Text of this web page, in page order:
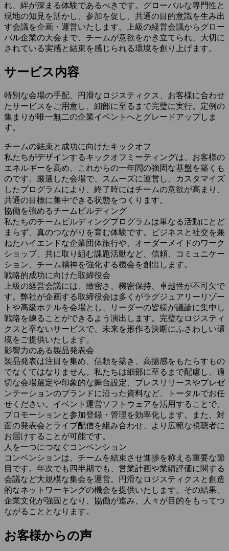
れ、絆が深まる体験であるべきです。グローバルな専門性と
現地の知見を活かし、参加を促し、共通の目的意識を生み出
す会議を企画・運営いたします。上級の経営会議からグロー
バル企業の大会まで、チームが意欲をかき立てられ、大切に
されている実感と結束を感じられる環境を創り上げます。
サービス内容
特別な会場の手配、円滑なロジスティクス、お客様に合わせ
たサービスをご用意し、細部に至るまで完璧に実行。定例の
集まりが唯一無二の企業イベントへとグレードアップしま
す。
チームの結束と成功に向けたキックオフ
私たちがデザインするキックオフミーティングは、お客様の
エネルギーを高め、これからの一年間の強固な基盤を築くも
のです。厳選した会場で、スムーズに運営し、カスタマイズ
したプログラムにより、終了時にはチームの意欲が高まり、
共通の目標に集中できる状態をつくります。
協働を強めるチームビルディング
私たちのチームビルディングプログラムは単なる活動にとど
まらず、真のつながりを育む体験です。ビジネスと社交を兼
ねたハイエンドな企業団体旅行や、オーダーメイドのワーク
ショップ、共に取り組む課題活動など、信頼、コミュニケー
ション、チーム精神を強化する機会を創出します。
戦略的成功に向けた取締役会
上級の経営会議には、緻密さ、機密保持、卓越性が不可欠で
す。弊社が企画する取締役会は多くがラグジュアリーリゾー
トや高級ホテルを会場とし、リーダーの皆様が議論に集中し
戦略を練ることができるよう演出します。完璧なロジスティ
クスと卒ないサービスで、未来を形作る決断にふさわしい環
境をご提供いたします。
影響力のある製品発表会
製品発表は注目を集め、信頼を築き、高揚感をもたらすもの
でなくてはなりません。私たちは細部に至るまで配慮し、適
切な会場選定や印象的な舞台設定、プレスリリースやプレゼ
ンテーションのブランドに沿った資料など、トータルでお任
せください。イベント運営ソフトウェアを活用することで、
プロモーションと参加登録・管理を効率化します。また、対
面の発表会とライブ配信を組み合わせ、より広範な視聴者に
お届けすることが可能です。
人を一つにつなぐコンベンション
コンベンションは、チームを結束させ進捗を称える重要な節
目です。年次でも四半期でも、営業計画や業績評価に関する
会議など大規模な集会を運営。円滑なロジスティクスと創造
的なネットワーキングの機会を提供いたします。その結果、
企業文化が強固となり、協働が進み、人々が目的をもってつ
ながることとなります。
お客様からの声